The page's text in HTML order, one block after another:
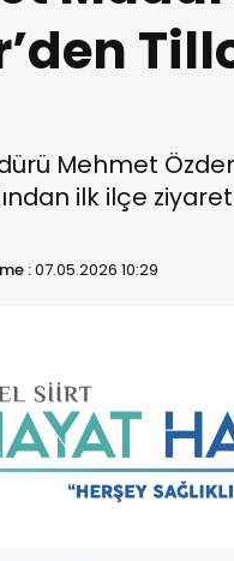
Mehmet
ilk ilçe
:07.05.2026 10:29